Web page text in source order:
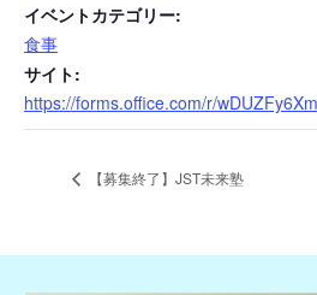
イベントカテゴリー:
食事
サイト:
https://forms.office.com/r/
【募集終了】JST未来塾